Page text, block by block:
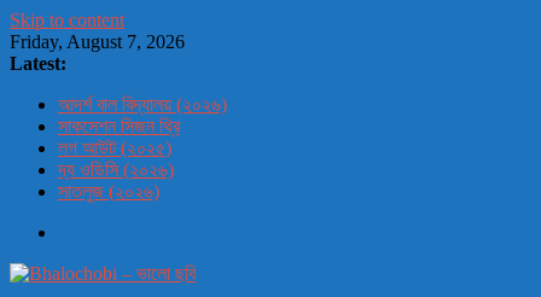
Skip to content
Friday, August 7, 2026
Latest:
আদর্শ বাল বিদ্যালয় (২০২৬)
সাকসেশন সিজন থ্রি
লগ আউট (২০২৫)
দ্য ওডিসি (২০২৬)
সাতলুজ (২০২৬)